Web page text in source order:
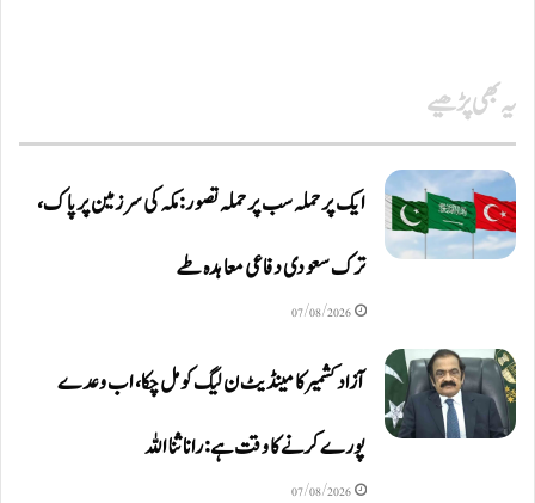
یہ بھی پڑھیے
ایک پر حملہ سب پر حملہ تصور: مکہ کی سرزمین پر پاک،
ترک سعودی دفاعی معاہدہ طے
07/08/2026
آزاد کشمیر کا مینڈیٹ ن لیگ کو مل چکا، اب وعدے
پورے کرنے کا وقت ہے: رانا ثنا اللہ
07/08/2026